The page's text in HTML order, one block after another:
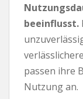
beeinflusst.
passen ihre
Nutzung an.